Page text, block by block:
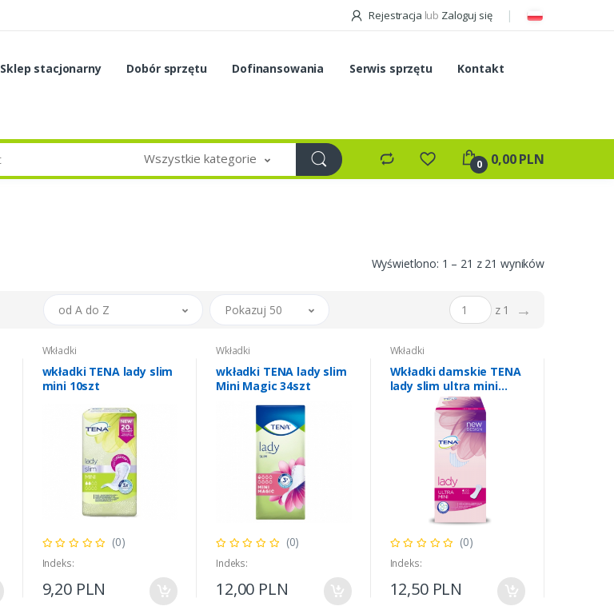
Rejestracja lub Zaloguj się
Sklep stacjonarny Dobór sprzętu Dofinansowania Serwis sprzętu
Kontakt
Wszystkie kategorie 0 0,00 PLN
Wyświetlono: 1 – 21 z 21 wyników
od A do Z Pokazuj 50 z 1 →
Wkładki
wkładki TENA lady slim
mini 10szt
(0)
Indeks:
9,20 PLN
Wkładki
wkładki TENA lady slim
Mini Magic 34szt
(0)
Indeks:
12,00 PLN
Wkładki
Wkładki damskie TENA
lady slim ultra mini
(0)
Indeks:
12,50 PLN